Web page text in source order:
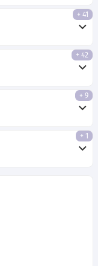
+ 41
+ 42
+ 9
+ 1